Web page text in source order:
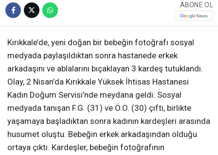
ABONE OL
Kırıkkale’de, yeni doğan bir bebeğin fotoğrafı sosyal
medyada paylaşıldıktan sonra hastanede erkek
arkadaşını ve ablalarını bıçaklayan 3 kardeş tutuklandı.
Olay, 2 Nisan’da Kırıkkale Yüksek İhtisas Hastanesi
Kadın Doğum Servisi’nde meydana geldi. Sosyal
medyada tanışan F.G. (31) ve Ö.O. (30) çifti, birlikte
yaşamaya başladıktan sonra kadının kardeşleri arasında
husumet oluştu. Bebeğin erkek arkadaşından olduğu
ortaya çıktı. Kardeşler, bebeğin fotoğrafının